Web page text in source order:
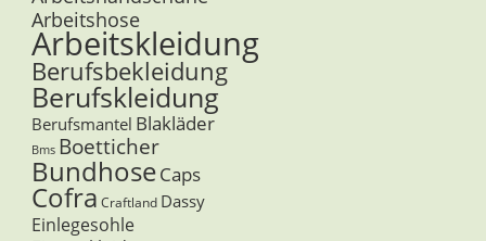
Arbeitshose
Arbeitskleidung
Berufsbekleidung
Berufskleidung
Berufsmantel Blakläder
Bms Boetticher
BundhoseCaps
Cofra Craftland Dassy
Einlegesohle